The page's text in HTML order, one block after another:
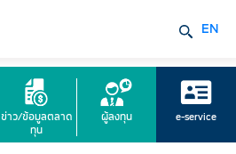
EN
ข่าว/ข้อมูลตลาด
ทุน
ผู้ลงทุน e-service